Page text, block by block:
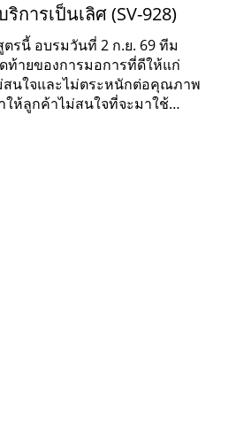
การเป็นเลิศ (SV-928)
รนี้ อบรมวันที่ 2 ก.ย. 69 ทีม
ายของการมอการที่ดีให้แก่
นใจและไม่ตระหนักต่อคุณภาพ
ให้ลูกค้าไม่สนใจที่จะมาใช้